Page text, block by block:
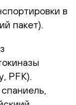
в
пакет).
PFK).